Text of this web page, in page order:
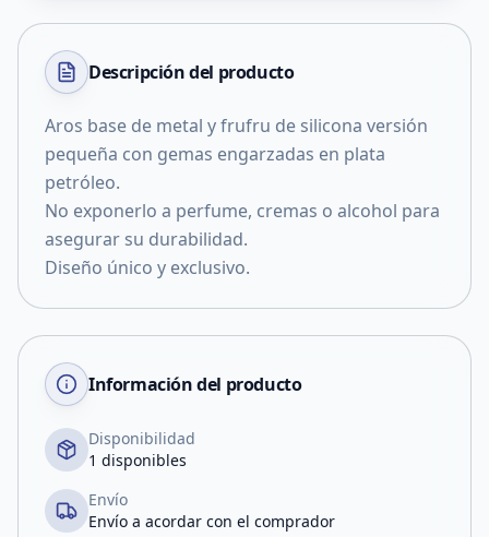
Descripción del producto
Aros base de metal y frufru de silicona versión
pequeña con gemas engarzadas en plata
petróleo.
No exponerlo a perfume, cremas o alcohol para
asegurar su durabilidad.
Diseño único y exclusivo.
Información del producto
Disponibilidad
1 disponibles
Envío
Envío a acordar con el comprador